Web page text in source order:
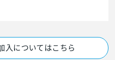
入についてはこちら